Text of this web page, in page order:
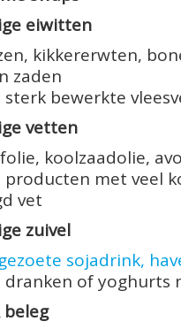
eiwitten
kikkererwten,
zaden
sterk bewerkte
vetten
koolzaadolie,
producten met veel
vet
zuivel
sojadrink,
dranken of yoghurts
beleg